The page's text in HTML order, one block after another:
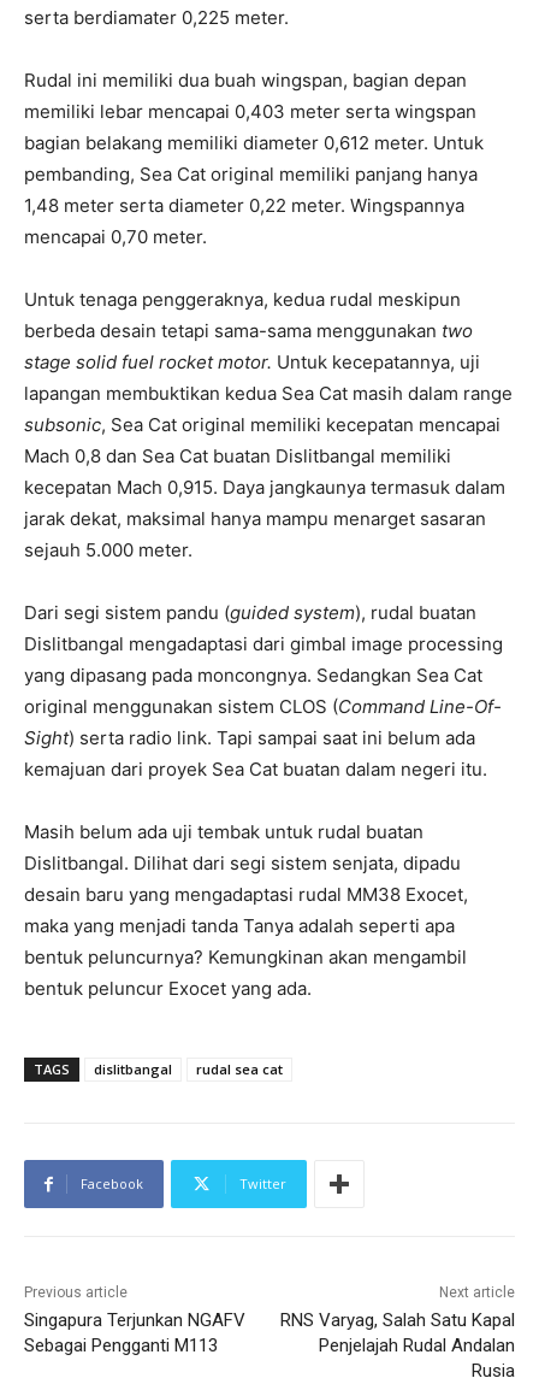
serta berdiamater 0,225 meter.
Rudal ini memiliki dua buah wingspan, bagian depan
memiliki lebar mencapai 0,403 meter serta wingspan
bagian belakang memiliki diameter 0,612 meter. Untuk
pembanding, Sea Cat original memiliki panjang hanya
1,48 meter serta diameter 0,22 meter. Wingspannya
mencapai 0,70 meter.
Untuk tenaga penggeraknya, kedua rudal meskipun
berbeda desain tetapi sama-sama menggunakan two
stage solid fuel rocket motor. Untuk kecepatannya, uji
lapangan membuktikan kedua Sea Cat masih dalam range
subsonic, Sea Cat original memiliki kecepatan mencapai
Mach 0,8 dan Sea Cat buatan Dislitbangal memiliki
kecepatan Mach 0,915. Daya jangkaunya termasuk dalam
jarak dekat, maksimal hanya mampu menarget sasaran
sejauh 5.000 meter.
Dari segi sistem pandu (guided system), rudal buatan
Dislitbangal mengadaptasi dari gimbal image processing
yang dipasang pada moncongnya. Sedangkan Sea Cat
original menggunakan sistem CLOS (Command Line-Of-
Sight) serta radio link. Tapi sampai saat ini belum ada
kemajuan dari proyek Sea Cat buatan dalam negeri itu.
Masih belum ada uji tembak untuk rudal buatan
Dislitbangal. Dilihat dari segi sistem senjata, dipadu
desain baru yang mengadaptasi rudal MM38 Exocet,
maka yang menjadi tanda Tanya adalah seperti apa
bentuk peluncurnya? Kemungkinan akan mengambil
bentuk peluncur Exocet yang ada.
TAGS dislitbangal rudal sea cat
Facebook Twitter
Previous article
Singapura Terjunkan NGAFV
Sebagai Pengganti M113
Next article
RNS Varyag, Salah Satu Kapal
Penjelajah Rudal Andalan
Rusia